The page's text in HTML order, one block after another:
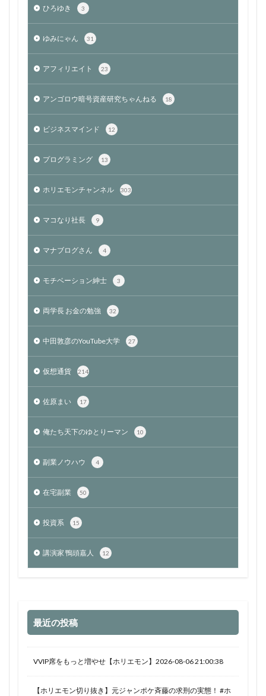
ひろゆき 3
ゆみにゃん 31
アフィリエイト 23
アンゴロウ暗号資産研究ちゃんねる 18
ビジネスマインド 12
プログラミング 13
ホリエモンチャンネル 303
マコなり社長 9
マナブログさん 4
モチベーション紳士 3
両学長 お金の勉強 32
中田敦彦のYouTube大学 27
仮想通貨 214
佐原まい 17
俺たち天下のゆとりーマン 10
副業ノウハウ 4
在宅副業 50
投資系 15
講演家 鴨頭嘉人 12
最近の投稿
VVIP席をもっと増やせ【ホリエモン】2026-08-06 21:00:38
【ホリエモン切り抜き】元ジャンポケ斉藤の求刑の実態！ #ホ